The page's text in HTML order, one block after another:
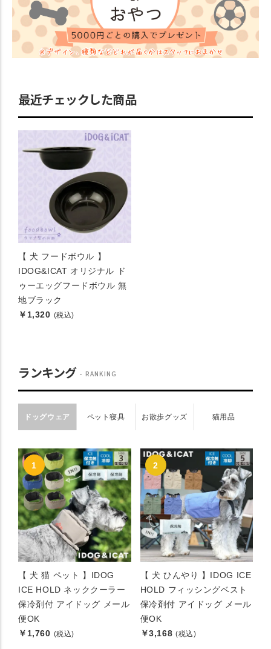
最近チェックした商品
【 犬 フードボウル 】
IDOG&ICAT オリジナル ド
ゥーエッグフードボウル 無
地ブラック
￥1,320 (税込)
ランキング RANKING
ドッグウェア ペット寝具 お散歩グッズ 猫用品
【 犬 猫 ペット 】IDOG
ICE HOLD ネッククーラー
保冷剤付 アイドッグ メール
便OK
￥1,760 (税込)
【 犬 ひんやり 】IDOG ICE
HOLD フィッシングベスト
保冷剤付 アイドッグ メール
便OK
￥3,168 (税込)